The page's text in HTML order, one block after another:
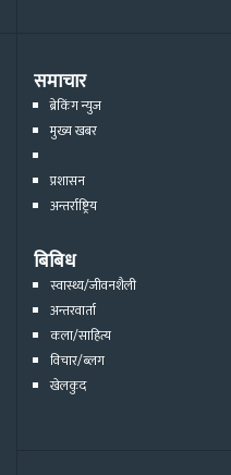
समाचार
ब्रेकिंग न्युज
मुख्य खबर
प्रशासन
अन्तर्राष्ट्रिय
बिबिध
स्वास्थ्य/जीवनशैली
अन्तरवार्ता
कला/साहित्य
विचार/ब्लग
खेलकुद